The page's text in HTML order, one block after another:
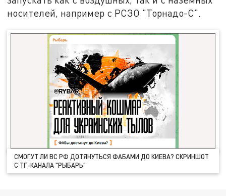
носителей, например с РСЗО "Торнадо-С".
СМОГУТ ЛИ ВС РФ ДОТЯНУТЬСЯ ФАБАМИ ДО КИЕВА? СКРИНШОТ
С ТГ-КАНАЛА "РЫБАРЬ"